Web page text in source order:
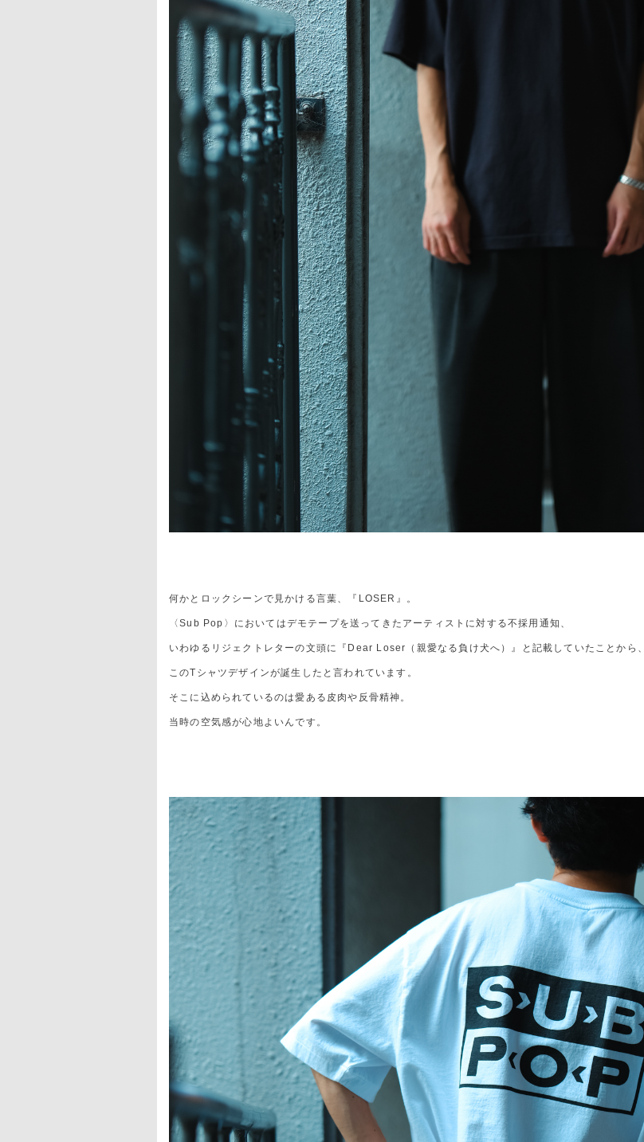
何かとロックシーンで見かける言葉、『LOSER』。
〈Sub Pop〉においてはデモテープを送ってきたアーティストに対する不採用通知、
いわゆるリジェクトレターの文頭に『Dear Loser（親愛なる負け犬へ）』と記載していたことから、
このTシャツデザインが誕生したと言われています。
そこに込められているのは愛ある皮肉や反骨精神。
当時の空気感が心地よいんです。